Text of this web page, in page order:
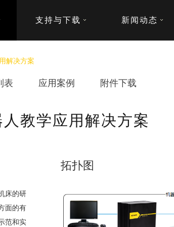
支持与下载 新闻动态
解决方案
表 应用案例 附件下载
人教学应用解决方案
床的研
面的有
范和实
拓扑图